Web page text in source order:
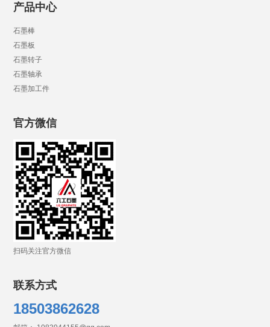
产品中心
石墨棒
石墨板
石墨转子
石墨轴承
石墨加工件
官方微信
扫码关注官方微信
联系方式
18503862628